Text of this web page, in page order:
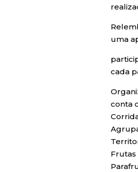
uma
cada
conta
Frutas